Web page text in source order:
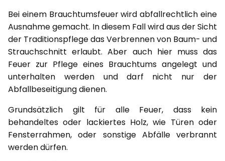
Bei einem Brauchtumsfeuer wird abfallrechtlich eine
Ausnahme gemacht. In diesem Fall wird aus der Sicht
der Traditionspflege das Verbrennen von Baum- und
Strauchschnitt erlaubt. Aber auch hier muss das
Feuer zur Pflege eines Brauchtums angelegt und
unterhalten werden und darf nicht nur der
Abfallbeseitigung dienen.
Grundsätzlich gilt für alle Feuer, dass kein
behandeltes oder lackiertes Holz, wie Türen oder
Fensterrahmen, oder sonstige Abfälle verbrannt
werden dürfen.